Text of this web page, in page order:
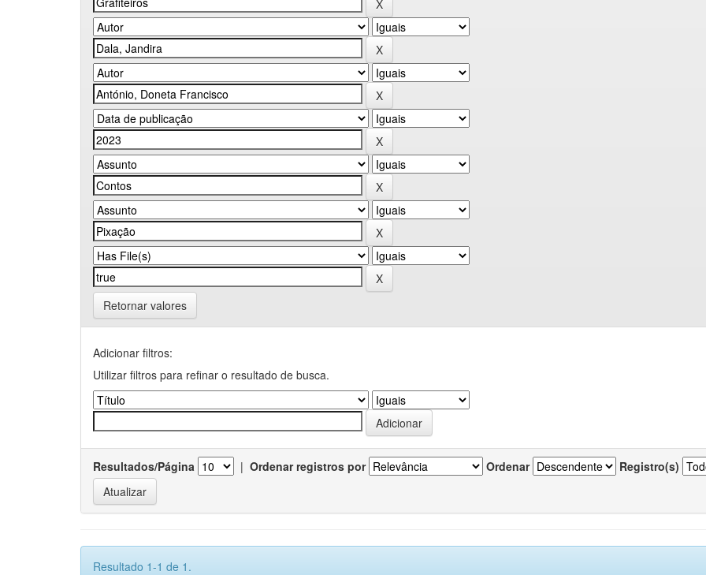
Retornar valores
Adicionar filtros:
Utilizar filtros para refinar o resultado de busca.
Resultados/Página | Ordenar registros por Ordenar Registro(s)
Resultado 1-1 de 1.